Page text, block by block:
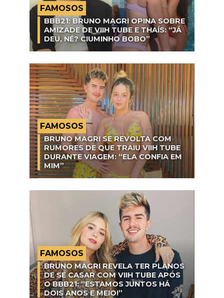
FAMOSOS
BBB21: BRUNO MAGRI OPINA SOBRE
AMIZADE DE VIIH TUBE E THAÍS: “JÁ
DEU, NÉ? CIUMINHO BOBO”
FAMOSOS
BRUNO MAGRI SE REVOLTA COM
RUMORES DE QUE TRAIU VIIH TUBE
DURANTE VIAGEM: “ELA CONFIA EM
MIM”
FAMOSOS
BRUNO MAGRI REVELA TER PLANOS
DE SE CASAR COM VIIH TUBE APÓS
O BBB21: “ESTAMOS JUNTOS HÁ
DOIS ANOS E MEIO!”